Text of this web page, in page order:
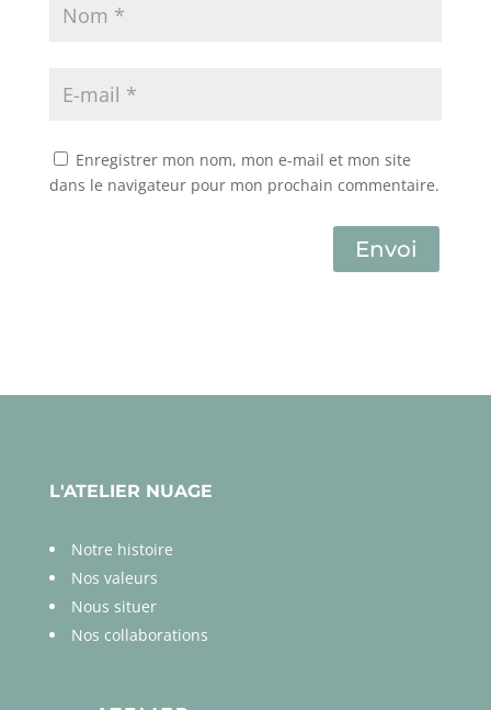
Enregistrer mon nom, mon e-mail et mon site
dans le navigateur pour mon prochain commentaire.
Envoi
L'ATELIER NUAGE
Notre histoire
Nos valeurs
Nous situer
Nos collaborations